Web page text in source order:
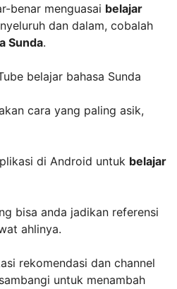
benar menguasai belajar
dan dalam, cobalah
Sunda.
belajar bahasa Sunda
cara yang paling asik,
di Android untuk belajar
bisa anda jadikan referensi
ahlinya.
rekomendasi dan channel
untuk menambah